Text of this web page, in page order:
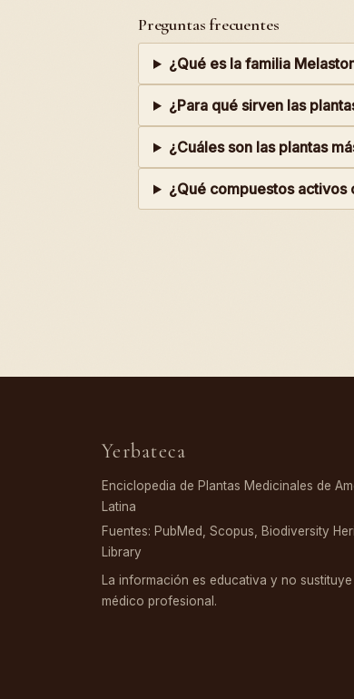
Preguntas frecuentes
¿Qué es la familia
¿Para qué sirven las
¿Cuáles son las plantas
¿Qué compuestos activos
Yerbateca
Enciclopedia de Plantas Medicinales de
Latina
Fuentes: PubMed, Scopus, Biodiversity
Library
La información es educativa y no
médico profesional.